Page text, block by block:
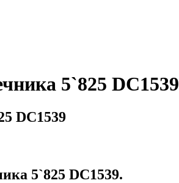
5`825 DC1539
DC1539
5`825 DC1539.